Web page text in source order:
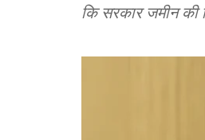
कि सरकार जमीन की